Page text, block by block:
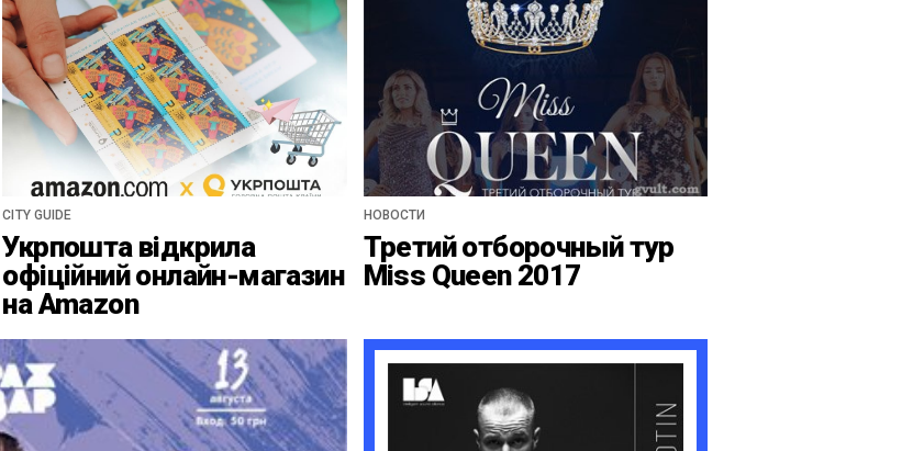
CITY GUIDE
Укрпошта відкрила
офіційний онлайн-магазин
на Amazon
НОВОСТИ
Третий отборочный тур
Miss Queen 2017